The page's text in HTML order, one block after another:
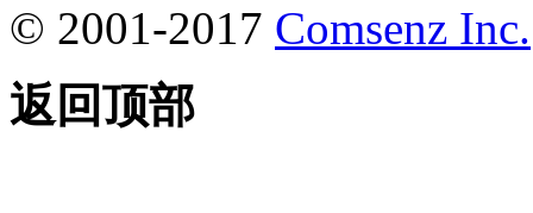
© 2001-2017 Comsenz Inc.
返回顶部